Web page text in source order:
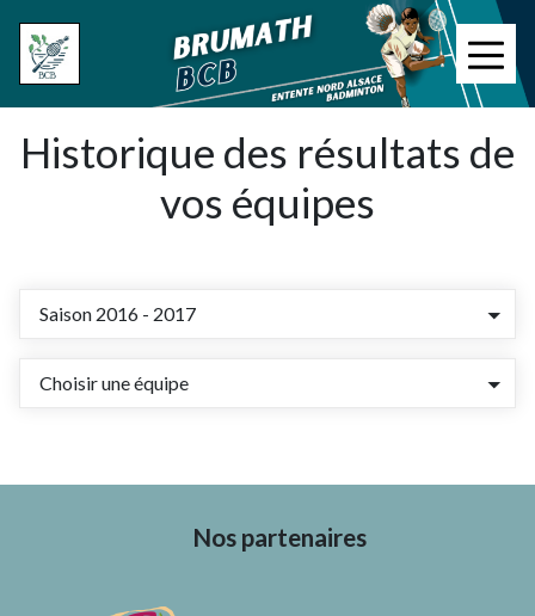
contenu
≡
Historique des résultats de
vos équipes
Saison 2016 - 2017
Choisir une équipe
Nos partenaires